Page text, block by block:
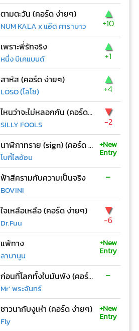
ตามตะวัน (คอร์ด ง่ายๆ)
NUM KALA x แอ๊ด คาราบาว
▲
+10
เพราะพี่รักจริง
หนึ่ง บีเคแบนด์
▲
+1
สาหัส (คอร์ด ง่ายๆ)
LOSO (โลโซ)
▲
+4
ไหนว่าจะไม่หลอกกัน (คอร์ด ง่ายๆ)
SILLY FOOLS
▼
-2
นาฬิกาทราย (sign) (คอร์ด ง่ายๆ)
โบกี้ไลอ้อน
+New
Entry
ฟ้าสีครามกับความเป็นจริง
BOVINI
-
ใจเหลือเหลือ (คอร์ด ง่ายๆ)
Dr.Fuu
▼
-6
แพ้ทาง
ลาบานูน
+New
Entry
ก่อนที่โลกทั้งใบมันพัง (คอร์ด ง่ายๆ)
Mr’ พระจันทร์
-
ชาวนากับงูเห่า (คอร์ด ง่ายๆ)
Fly
+New
Entry